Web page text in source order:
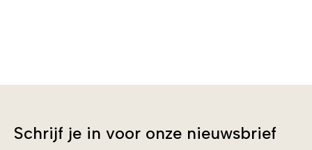
Schrijf je in voor onze nieuwsbrief